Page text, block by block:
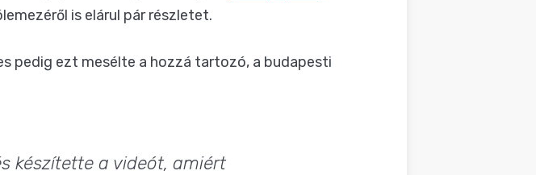
is elárul pár részletet.
pedig ezt mesélte a hozzá tartozó, a budapesti
készítette a videót, amiért